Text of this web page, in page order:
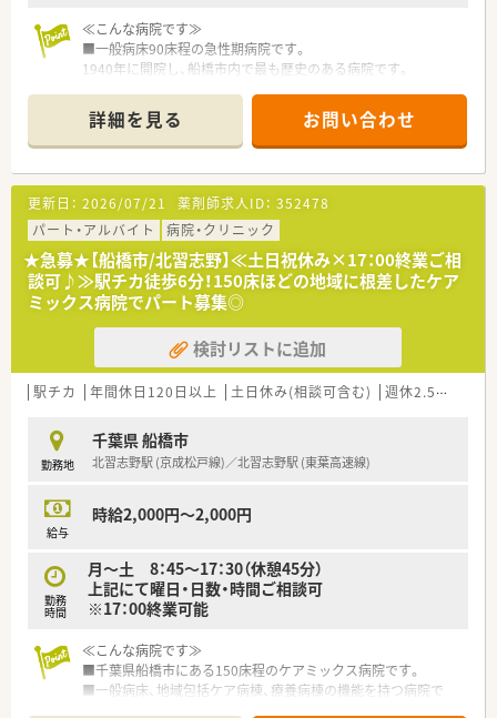
≪こんな病院です≫
■一般病床90床程の急性期病院です。
1940年に開院し、船橋市内で最も歴史のある病院です。
お酒の飲み方教室や子ども食堂、メディカル体験なども行ってお
り、様々な方に来院いただけるよう取り組まれています。
■2015年に新病院を竣工しました。
明るい光が差し込む、綺麗で清潔感のある病院です。
■複数路線が通っている人気の船橋エリア！
京成船橋駅より徒歩5分、JR船橋駅より徒歩7分の好立地です。
※車通勤は不可
≪働く環境≫
■病棟業務、チーム医療に力を入れております。
※病棟業務・薬局内での調剤業務は1ヶ月毎のローテーションで
役割分担されています。
※パートで就業する場合は調剤業務がメインです。
■病棟業務…薬剤師が各病棟のサテライト薬局に常駐し、医師や
看護師など他職種との連携を強化しています。
化学療法外来指導を開始し、がん化学療法チームもございます。
研修会も充実しており、働きながら自然と知識が身につきます。
※ラウンドへの薬剤師参加：あり（週2～3回程度）
■認定・専門薬剤師などの資格を保有している方が在籍されてお
り、専門分野への深い理解やスキルを身につけることが可能で
資格取得に限らず、やりたいことを全面的にバックアップしてく
れる環境です！
■発注や納品、各部署への薬剤補充等は業務委託しているため対
念できる環境です。
詳細を見る お問い合わせ
更新日： 2026/07/21 薬剤師求人ID： 352478
パート・アルバイト
病院・クリニック
★急募★【船橋市/北習志野】≪土日祝休み×17：00終業ご相
談可♪≫駅チカ徒歩6分！150床ほどの地域に根差したケア
ミックス病院でパート募集◎
検討リストに追加
駅チカ 年間休日120日以上 土日休み(相談可含む) 週休2.5日以上
勤務地
千葉県 船橋市
北習志野駅 (京成松戸線)／北習志野駅 (東葉高速線)
給与
時給2,000円～2,000円
勤務
時間
月～土 8：45～17：30（休憩45分）
上記にて曜日・日数・時間ご相談可
※17：00終業可能
≪こんな病院です≫
■千葉県船橋市にある150床程のケアミックス病院です。
■一般病床、地域包括ケア病棟、療養病棟の機能を持つ病院で